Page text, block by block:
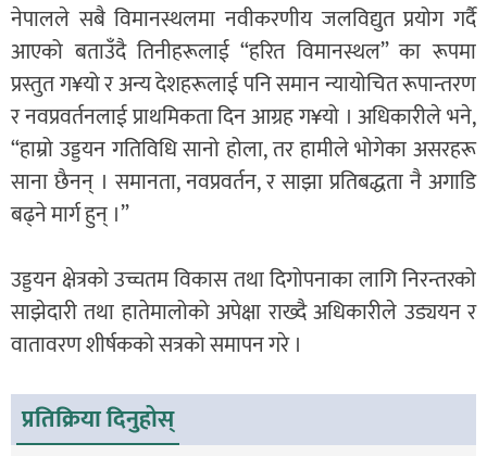
नेपालले सबै विमानस्थलमा नवीकरणीय जलविद्युत प्रयोग गर्दै
आएको बताउँदै तिनीहरूलाई “हरित विमानस्थल” का रूपमा
प्रस्तुत ग¥यो र अन्य देशहरूलाई पनि समान न्यायोचित रूपान्तरण
र नवप्रवर्तनलाई प्राथमिकता दिन आग्रह ग¥यो । अधिकारीले भने,
“हाम्रो उड्डयन गतिविधि सानो होला, तर हामीले भोगेका असरहरू
साना छैनन् । समानता, नवप्रवर्तन, र साझा प्रतिबद्धता नै अगाडि
बढ्ने मार्ग हुन् ।”
उड्डयन क्षेत्रको उच्चतम विकास तथा दिगोपनाका लागि निरन्तरको
साझेदारी तथा हातेमालोको अपेक्षा राख्दै अधिकारीले उड्ययन र
वातावरण शीर्षकको सत्रको समापन गरे ।
प्रतिक्रिया दिनुहोस्